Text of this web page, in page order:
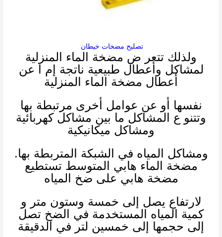
تصليح مضخات خيطان
ولذلك تتعر ض مضخة الماء المنزلية
لمشاكل وأعطال طبيعية ناتجة إم ا عن
أعطال مضخة الماء المنزلية
نفسها أو عن عوامل أخرى مرتبطة بها
وتتنو ع المشاكل ما بين مشاكل كهربائية
ومشاكل ميكانيكية
ومشاكل المياه في الشبكة المتربطة بها.
مضخة الماء هابي المتوسط تستطيع
مضخة هابي على ضخ المياه
لارتفاع يصل إلى خمسة وستون متر و
كمية المياه المستخدمة في الضخ تصل
إلى حجمها إلى خمسين لتر في الدقيقة